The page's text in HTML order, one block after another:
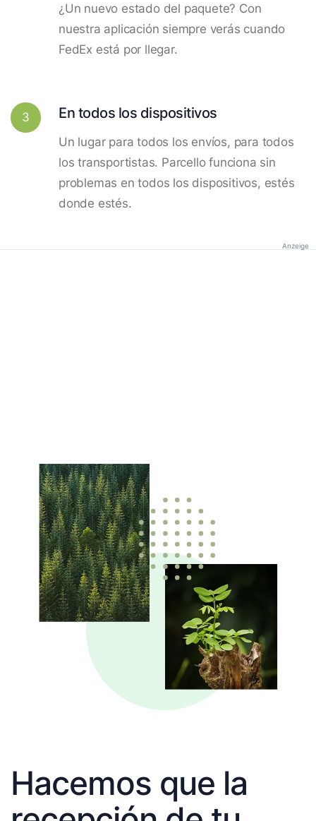
¿Un nuevo estado del paquete? Con
nuestra aplicación siempre verás cuando
FedEx está por llegar.
3 En todos los dispositivos
Un lugar para todos los envíos, para todos
los transportistas. Parcello funciona sin
problemas en todos los dispositivos, estés
donde estés.
Anzeige
Hacemos que la